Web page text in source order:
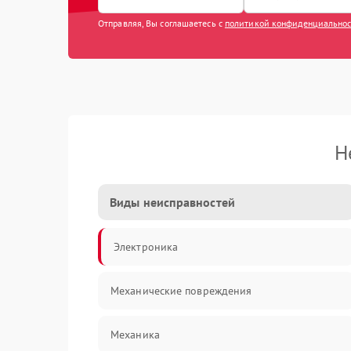
Отправляя, Вы соглашаетесь с политикой
Виды неисправностей
Электроника
Механические повреждения
Механика